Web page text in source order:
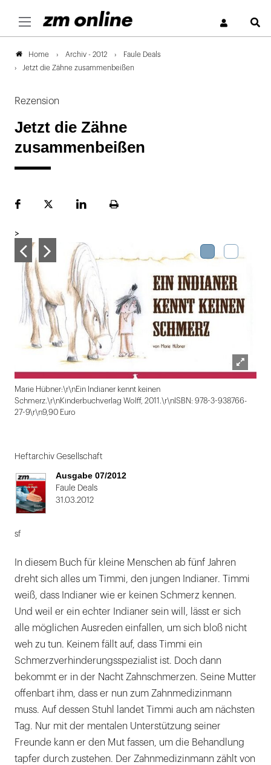
Home Archiv - 2012
Faule Deals
Jetzt die Zähne zusammenbeißen
Rezension
Jetzt die Zähne
zusammenbeißen
FacebookPlattformLinekdInSeite
>
Lightbox
Marie Hübner:\r\nEin Indianer kennt keinen
Schmerz.\r\nKinderbuchverlag Wolff, 2011.\r\nISBN: 978-3-938766-
27-9\r\n9,90 Euro
1
von
2
Heftarchiv Gesellschaft
Ausgabe 07/2012
Faule Deals
31.03.2012
sf
In diesem Buch für kleine Menschen ab fünf Jahren
dreht sich alles um Timmi, den jungen Indianer. Timmi
weiß, dass Indianer wie er keinen Schmerz kennen.
Und weil er ein echter Indianer sein will, lässt er sich
alle möglichen Ausreden einfallen, um sich bloß nicht
weh zu tun. Keinem fällt auf, dass Timmi ein
Schmerzverhinderungsspezialist ist. Doch dann
bekommt er in der Nacht Zahnschmerzen. Seine Mutter
offenbart ihm, dass er nun zum Zahnmedizinmann
muss. Auf dessen Stuhl landet Timmi auch am nächsten
Tag. Nur mit der mentalen Unterstützung seiner
Freunde kann er den Mut fassen, um die Behandlung
tapfer durch zustehen. Der Zahnmedizinmann zählt von